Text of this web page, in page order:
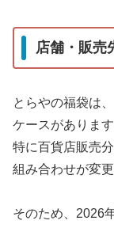
店舗・販売
とらやの福袋は、
ケースがあります
特に百貨店販売
組み合わせが変
そのため、2026